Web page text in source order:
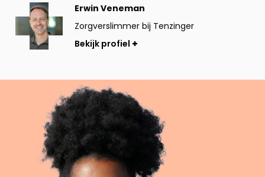
Erwin Veneman
Zorgverslimmer bij Tenzinger
Bekijk
profiel
Bekijk profiel